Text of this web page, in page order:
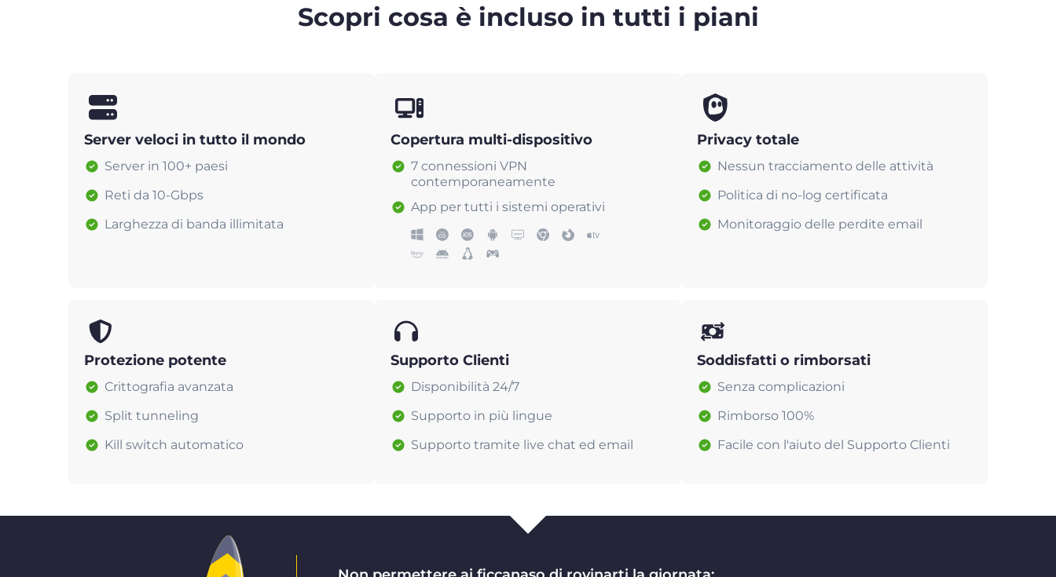
Scopri cosa è incluso in tutti i piani
Server veloci in tutto il mondo
Server in 100+ paesi
Reti da 10-Gbps
Larghezza di banda illimitata
Copertura multi-dispositivo
7 connessioni VPN
contemporaneamente
App per tutti i sistemi operativi
Privacy totale
Nessun tracciamento delle attività
Politica di no-log certificata
Monitoraggio delle perdite email
Protezione potente
Crittografia avanzata
Split tunneling
Kill switch automatico
Supporto Clienti
Disponibilità 24/7
Supporto in più lingue
Supporto tramite live chat ed email
Soddisfatti o rimborsati
Senza complicazioni
Rimborso 100%
Facile con l'aiuto del Supporto Clienti